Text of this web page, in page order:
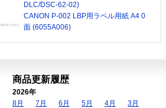
DLC/DSC-62-02)
CANON P-002 LBP用ラベル用紙 A4 0
面 (6055A006)
商品更新履歴
2026年
8月
7月 6月 5月 4月
3月